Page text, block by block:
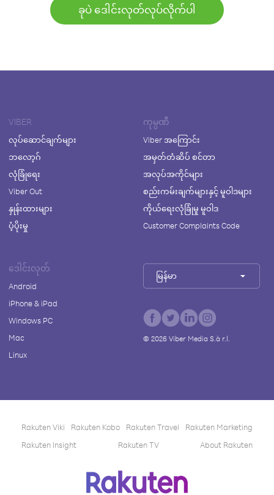
ခုပဲ ဒေါင်းလုတ်လုပ်လိုက်ပါ
VIBER
လုပ်ဆောင်ချက်များ
ဘလော့ဂ်
လုံခြုံရေး
Viber Out
နှုန်းထားများ
ပံ့ပိုးမှု
ကုမ္ပဏီ
Viber အကြောင်း
အမှတ်တံဆိပ် စင်တာ
အလုပ်အကိုင်များ
စည်းကမ်းချက်များနှင့် မူဝါဒများ
ကိုယ်ရေးလုံခြုံမှု မူဝါဒ
Customer Complaints Code
ဒေါင်းလုတ်
Android
iPhone & iPad
Windows PC
Mac
Linux
မြန်မာ
© 2026Viber Media S.à r.l.
Rakuten Viki Rakuten Kobo Rakuten Travel
Rakuten Marketing
Rakuten Insight
Rakuten TV About Rakuten